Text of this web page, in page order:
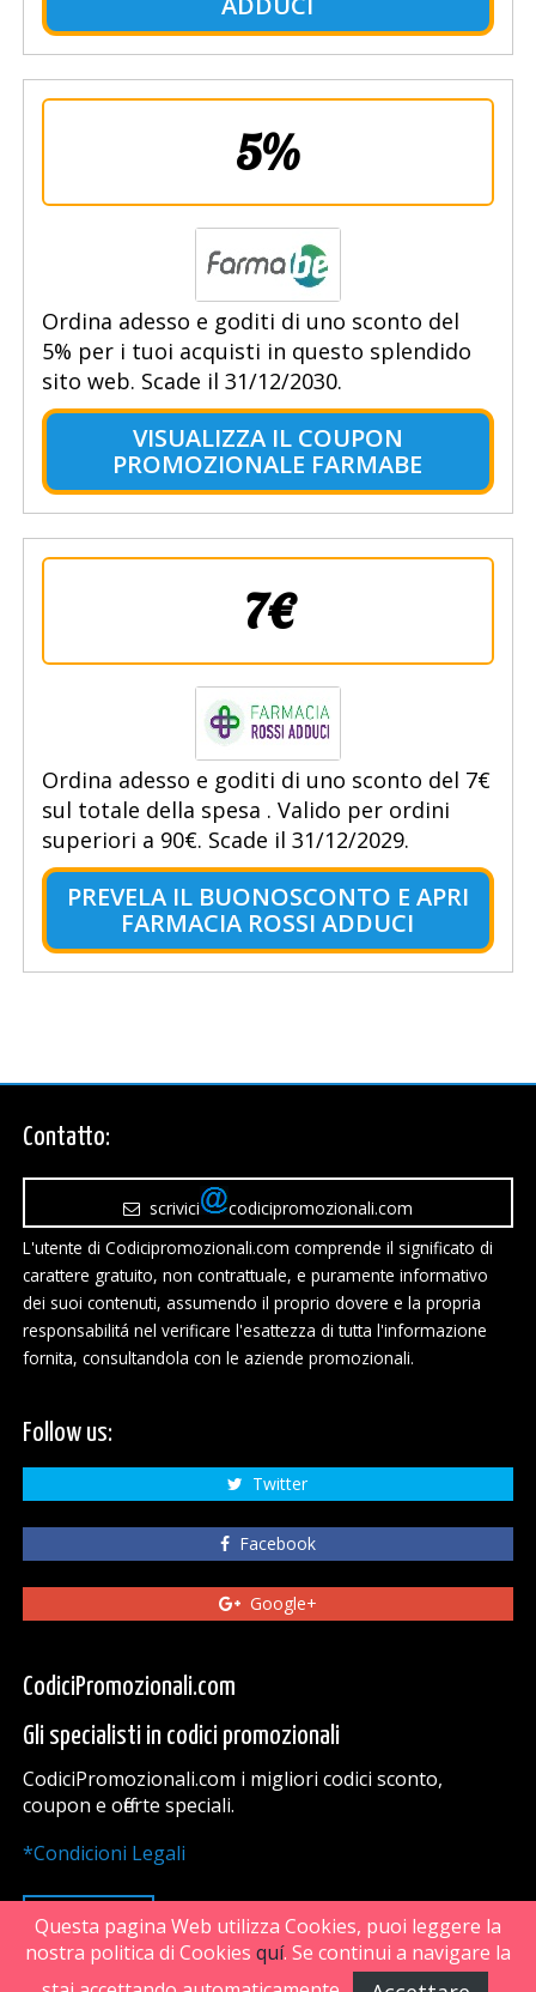
5%
Ordina adesso e goditi di uno sconto del
5% per i tuoi acquisti in questo splendido
sito web. Scade il 31/12/2030.
VISUALIZZA IL COUPON
PROMOZIONALE FARMABE
7€
Ordina adesso e goditi di uno sconto del 7€
sul totale della spesa . Valido per ordini
superiori a 90€. Scade il 31/12/2029.
PREVELA IL BUONOSCONTO E APRI
FARMACIA ROSSI ADDUCI
Contatto:
scrivici
codicipromozionali.com
L'utente di Codicipromozionali.com comprende il significato di
carattere gratuito, non contrattuale, e puramente informativo
dei suoi contenuti, assumendo il proprio dovere e la propria
responsabilitá nel verificare l'esattezza di tutta l'informazione
fornita, consultandola con le aziende promozionali.
Follow us:
Twitter
Facebook
Google+
CodiciPromozionali.com
Gli specialisti in codici promozionali
CodiciPromozionali.com i migliori codici sconto,
coupon e offerte speciali.
*Condicioni Legali
VAI SU
Questa pagina Web utilizza Cookies, puoi leggere la
nostra politica di Cookies quí. Se continui a navigare la